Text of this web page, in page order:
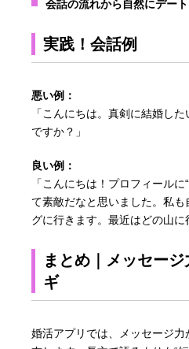
会話の流れから自然にデート
実践！会話例
悪い例：
「こんにちは。真剣に結婚し
ですか？」
良い例：
「こんにちは！プロフィール
て素敵だなと思いました。私
グに行きます。最近はどの山に
まとめ｜メッセー
ギ
婚活アプリでは、メッセージ